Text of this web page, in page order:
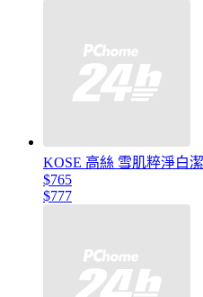
KOSE 高絲 雪肌粹淨白
$765
$777